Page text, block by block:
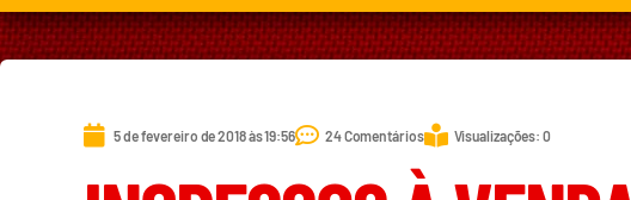
5 de fevereiro de 2018 às 19:56 24 Comentários Visualizações: 0